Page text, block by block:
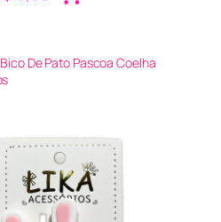
De Pato Pascoa Coelha